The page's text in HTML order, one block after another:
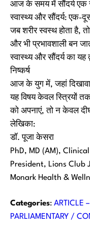
आज के समय में सौंदर्य एक
स्वास्थ्य और सौंदर्य: एक-
जब शरीर स्वस्थ होता है,
और भी प्रभावशाली बन
स्वास्थ्य और सौंदर्य का यह
निष्कर्ष
आज के युग में, जहां
यह विषय केवल स्त्रियों
को अपनाएं, तो न केवल
लेखिका:
डॉ. पूजा केसरा
PhD, MD (AM),
President, Lions Club
Monark Health &
Categories: ARTICLE
PARLIAMENTARY /